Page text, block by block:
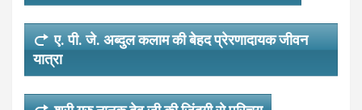
ए. पी. जे. अब्दुल कलाम की बेहद प्रेरणादायक जीवन
यात्रा